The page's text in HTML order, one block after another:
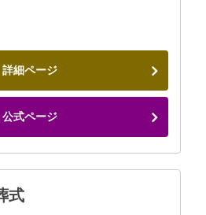
詳細ページ
公式ページ
式